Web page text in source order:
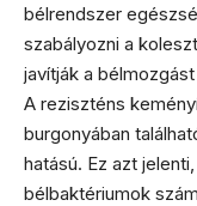
bélrendszer
szabályozni a
javítják a
A reziszténs
burgonyában
hatású. Ez azt
bélbaktériumok